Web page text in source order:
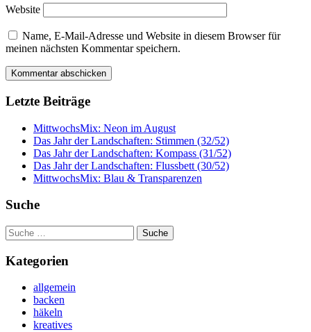
Website
Name, E-Mail-Adresse und Website in diesem Browser für
meinen nächsten Kommentar speichern.
Letzte Beiträge
MittwochsMix: Neon im August
Das Jahr der Landschaften: Stimmen (32/52)
Das Jahr der Landschaften: Kompass (31/52)
Das Jahr der Landschaften: Flussbett (30/52)
MittwochsMix: Blau & Transparenzen
Suche
Suche
nach:
Kategorien
allgemein
backen
häkeln
kreatives